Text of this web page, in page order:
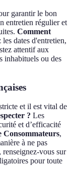
garantir le bon
entretien régulier et
Comment
dates d'entretien,
attentif aux
inhabituels ou des
et il est vital de
? Les
et d’efficacité
Consommateurs,
à ne pas
vous sur
pour toute